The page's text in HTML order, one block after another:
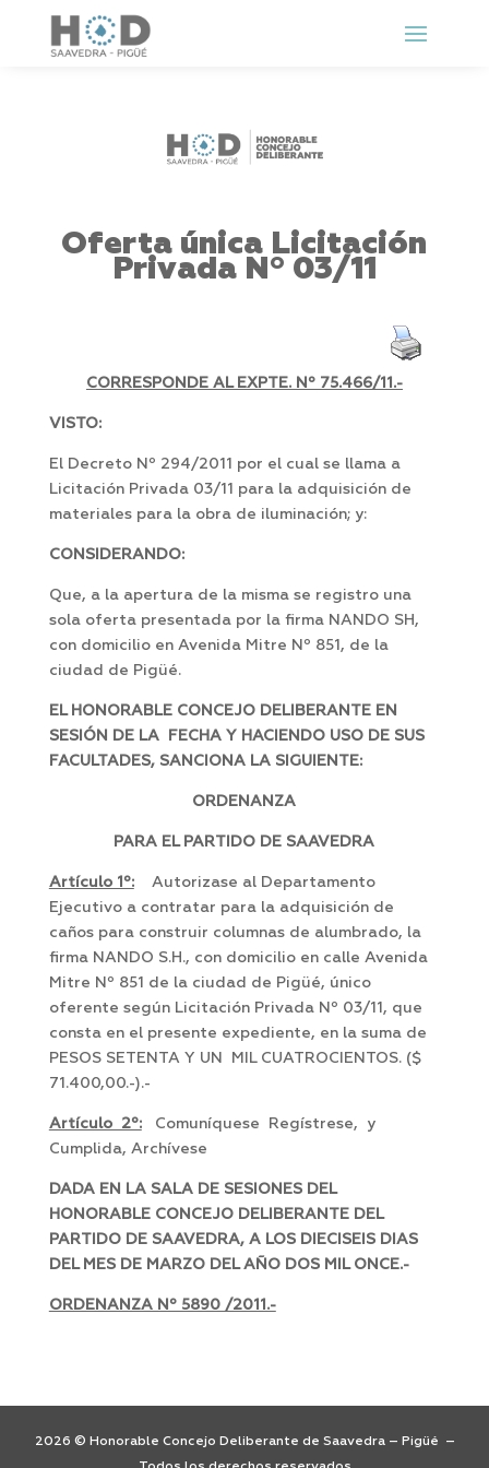
Oferta única Licitación
Privada Nº 03/11
CORRESPONDE AL EXPTE. Nº 75.466/11.-
VISTO:
El Decreto Nº 294/2011 por el cual se llama a
Licitación Privada 03/11 para la adquisición de
materiales para la obra de iluminación; y:
CONSIDERANDO:
Que, a la apertura de la misma se registro una
sola oferta presentada por la firma NANDO SH,
con domicilio en Avenida Mitre Nº 851, de la
ciudad de Pigüé.
EL HONORABLE CONCEJO DELIBERANTE EN
SESIÓN DE LA FECHA Y HACIENDO USO DE SUS
FACULTADES, SANCIONA LA SIGUIENTE:
ORDENANZA
PARA EL PARTIDO DE SAAVEDRA
Artículo 1º:Autorizase al Departamento
Ejecutivo a contratar para la adquisición de
caños para construir columnas de alumbrado, la
firma NANDO S.H., con domicilio en calle Avenida
Mitre Nº 851 de la ciudad de Pigüé, único
oferente según Licitación Privada Nº 03/11, que
consta en el presente expediente, en la suma de
PESOS SETENTA Y UN MIL CUATROCIENTOS. ($
71.400,00.-).-
Artículo 2º:Comuníquese Regístrese, y
Cumplida, Archívese
DADA EN LA SALA DE SESIONES DEL
HONORABLE CONCEJO DELIBERANTE DEL
PARTIDO DE SAAVEDRA, A LOS DIECISEIS DIAS
DEL MES DE MARZO DEL AÑO DOS MIL ONCE.-
ORDENANZA Nº 5890 /2011.-
2026 © Honorable Concejo Deliberante de Saavedra – Pigüé –